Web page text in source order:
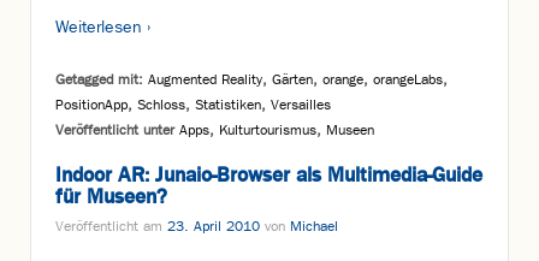
Weiterlesen ›
Getagged mit: Augmented Reality, Gärten, orange, orangeLabs,
PositionApp, Schloss, Statistiken, Versailles
Veröffentlicht unter Apps, Kulturtourismus, Museen
Indoor AR: Junaio-Browser als Multimedia-Guide
für Museen?
Veröffentlicht am 23. April 2010 von Michael